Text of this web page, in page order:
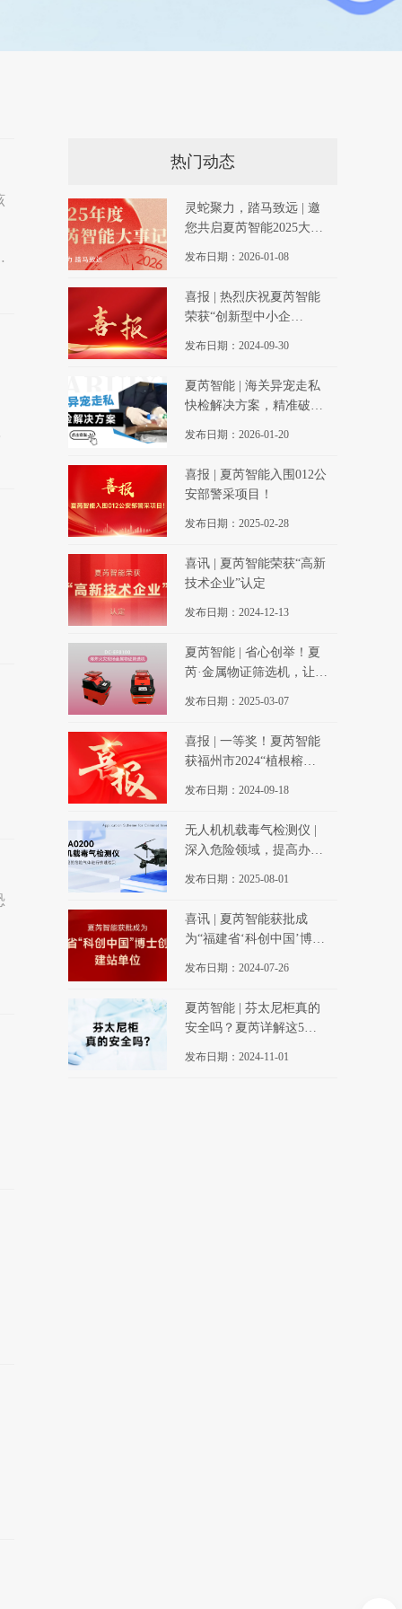
热门动态
灵蛇聚力，踏马致远 | 邀
您共启夏芮智能2025大事
发布日期：2026-01-08
喜报 | 热烈庆祝夏芮智能
荣获“创新型中小企
发布日期：2024-09-30
夏芮智能 | 海关异宠走私
快检解决方案，精准破解
发布日期：2026-01-20
喜报 | 夏芮智能入围012公
安部警采项目！
发布日期：2025-02-28
喜讯 | 夏芮智能荣获“高新
技术企业”认定
发布日期：2024-12-13
夏芮智能 | 省心创举！夏
芮·金属物证筛选机，让爆
发布日期：2025-03-07
喜报 | 一等奖！夏芮智能
获福州市2024“植根榕
发布日期：2024-09-18
无人机机载毒气检测仪 |
深入危险领域，提高办案
发布日期：2025-08-01
喜讯 | 夏芮智能获批成
为“福建省‘科创中国’博士
发布日期：2024-07-26
夏芮智能 | 芬太尼柜真的
安全吗？夏芮详解这5大
发布日期：2024-11-01